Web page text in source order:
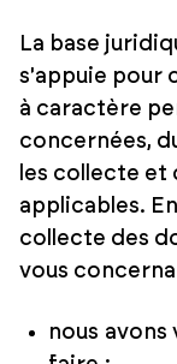
La base
s'appuie pour
à caractère
concernées,
les collecte et
applicables.
collecte des
vous
nous